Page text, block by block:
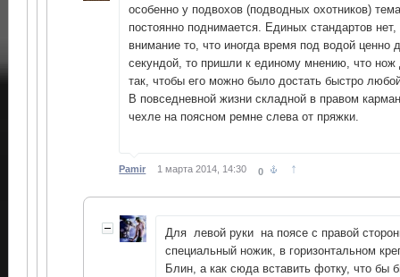
особенно у подвохов (подводных охотников)
постоянно поднимается. Единых стандартов
внимание то, что иногда время под водой ценно
секундой, то пришли к единому мнению, что нож
так, чтобы его можно было достать быстро
В повседневной жизни складной в правом
чехле на поясном ремне слева от пряжки.
Pamir 1 марта 2014, 14:30 0 ↑
Для левой руки на поясе с правой
специальный ножик, в горизонтальном
Блин, а как сюда вставить фотку, что бы